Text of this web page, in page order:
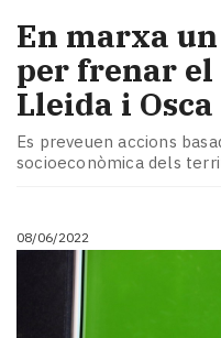
En marxa
per frenar el
Lleida i Osca
Es preveuen accions
socioeconòmica dels
08/06/2022